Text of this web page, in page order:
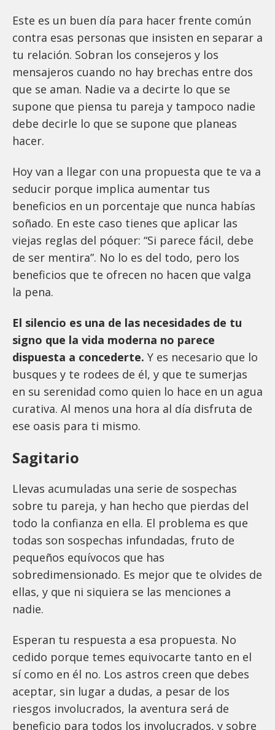
Este es un buen día para hacer frente común
contra esas personas que insisten en separar a
tu relación. Sobran los consejeros y los
mensajeros cuando no hay brechas entre dos
que se aman. Nadie va a decirte lo que se
supone que piensa tu pareja y tampoco nadie
debe decirle lo que se supone que planeas
hacer.
Hoy van a llegar con una propuesta que te va a
seducir porque implica aumentar tus
beneficios en un porcentaje que nunca habías
soñado. En este caso tienes que aplicar las
viejas reglas del póquer: “Si parece fácil, debe
de ser mentira”. No lo es del todo, pero los
beneficios que te ofrecen no hacen que valga
la pena.
El silencio es una de las necesidades de tu
signo que la vida moderna no parece
dispuesta a concederte. Y es necesario que lo
busques y te rodees de él, y que te sumerjas
en su serenidad como quien lo hace en un agua
curativa. Al menos una hora al día disfruta de
ese oasis para ti mismo.
Sagitario
Llevas acumuladas una serie de sospechas
sobre tu pareja, y han hecho que pierdas del
todo la confianza en ella. El problema es que
todas son sospechas infundadas, fruto de
pequeños equívocos que has
sobredimensionado. Es mejor que te olvides de
ellas, y que ni siquiera se las menciones a
nadie.
Esperan tu respuesta a esa propuesta. No
cedido porque temes equivocarte tanto en el
sí como en él no. Los astros creen que debes
aceptar, sin lugar a dudas, a pesar de los
riesgos involucrados, la aventura será de
beneficio para todos los involucrados, y sobre